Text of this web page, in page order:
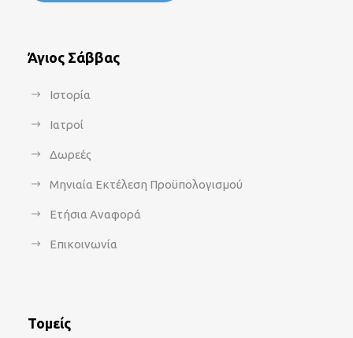
Άγιος Σάββας
Ιστορία
Ιατροί
Δωρεές
Μηνιαία Εκτέλεση Προϋπολογισμού
Ετήσια Αναφορά
Επικοινωνία
Τομείς